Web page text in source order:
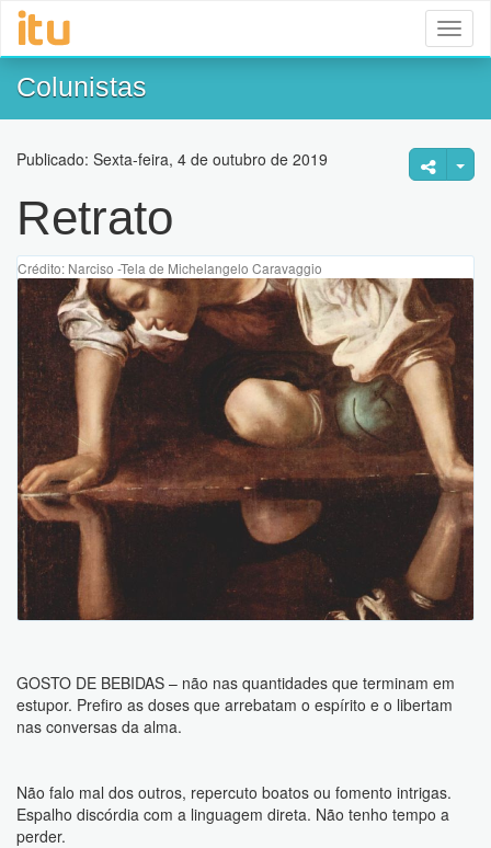
Colunistas
Publicado: Sexta-feira, 4 de outubro de 2019
Retrato
Crédito: Narciso -Tela de Michelangelo Caravaggio
GOSTO DE BEBIDAS – não nas quantidades que terminam em
estupor. Prefiro as doses que arrebatam o espírito e o libertam
nas conversas da alma.
Não falo mal dos outros, repercuto boatos ou fomento intrigas.
Espalho discórdia com a linguagem direta. Não tenho tempo a
perder.